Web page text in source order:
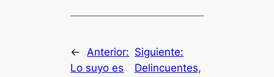
←
Anterior:
Lo suyo es
Siguiente:
Delincuentes,